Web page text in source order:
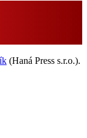
(Haná Press s.r.o.).